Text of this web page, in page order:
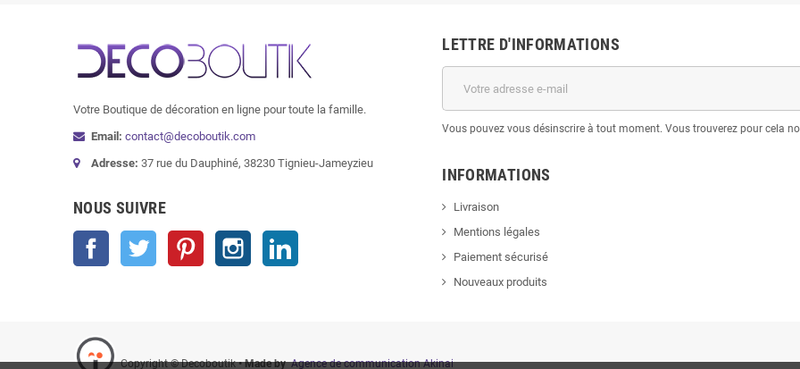
Votre Boutique de décoration en ligne pour toute la famille.
Email: contact@decoboutik.com
Adresse: 37 rue du Dauphiné, 38230 Tignieu-Jameyzieu
NOUS SUIVRE
Facebook Twitter Pinterest Instagram
LETTRE D'INFORMATIONS
Vous pouvez vous désinscrire à tout moment. Vous trouverez pour cela
INFORMATIONS
Livraison
Mentions légales
Paiement sécurisé
Nouveaux produits
Copyright © Decoboutik• Made by Agence de communication Akinai